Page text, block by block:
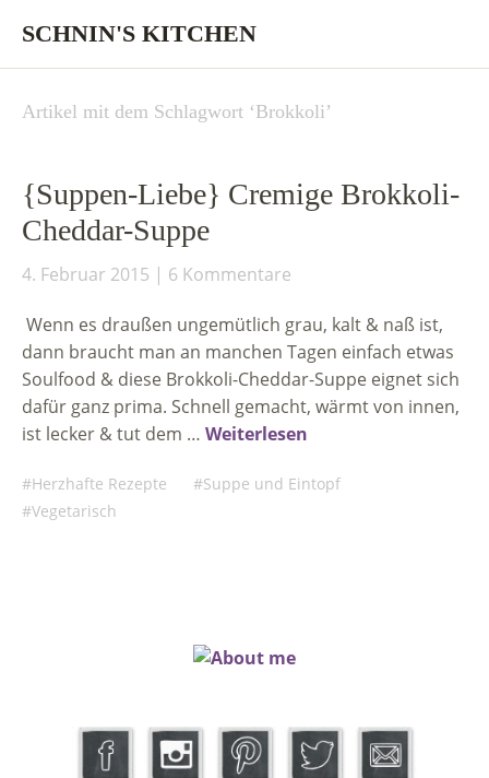
SCHNIN'S KITCHEN
Artikel mit dem Schlagwort ‘Brokkoli’
{Suppen-Liebe} Cremige Brokkoli-
Cheddar-Suppe
4. Februar 2015 6 Kommentare
Wenn es draußen ungemütlich grau, kalt & naß ist,
dann braucht man an manchen Tagen einfach etwas
Soulfood & diese Brokkoli-Cheddar-Suppe eignet sich
dafür ganz prima. Schnell gemacht, wärmt von innen,
ist lecker & tut dem … Weiterlesen
Herzhafte Rezepte
Suppe und Eintopf
Vegetarisch